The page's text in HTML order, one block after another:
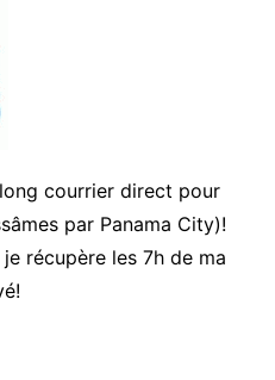
courrier direct pour
par Panama City)!
récupère les 7h de ma